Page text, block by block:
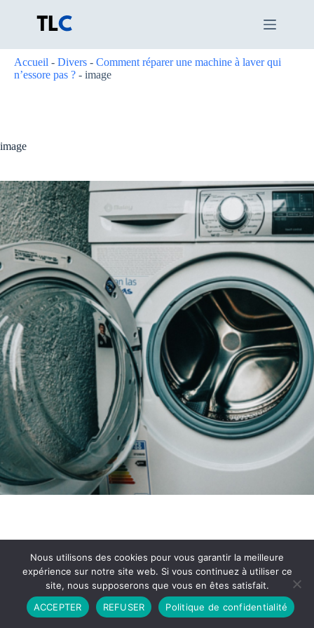
Accueil - Divers - Comment réparer une machine à laver qui
n’essore pas ? - image
image
Partenariat Contact
Politique de Confidentialité
CGU
Copyright © 2026 - Propulsé par DIEUDUDIABLE
Nous utilisons des cookies pour vous garantir la meilleure
expérience sur notre site web. Si vous continuez à utiliser ce
site, nous supposerons que vous en êtes satisfait.
ACCEPTER
REFUSER Politique de confidentialité